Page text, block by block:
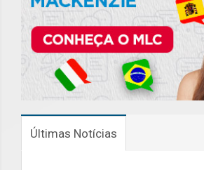
Últimas Notícias